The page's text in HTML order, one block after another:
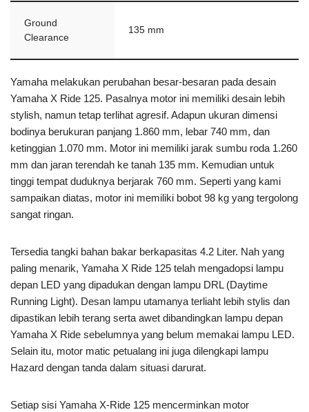
Ground
Clearance
135 mm
Yamaha melakukan perubahan besar-besaran pada desain
Yamaha X Ride 125. Pasalnya motor ini memiliki desain lebih
stylish, namun tetap terlihat agresif. Adapun ukuran dimensi
bodinya berukuran panjang 1.860 mm, lebar 740 mm, dan
ketinggian 1.070 mm. Motor ini memiliki jarak sumbu roda 1.260
mm dan jaran terendah ke tanah 135 mm. Kemudian untuk
tinggi tempat duduknya berjarak 760 mm. Seperti yang kami
sampaikan diatas, motor ini memiliki bobot 98 kg yang tergolong
sangat ringan.
Tersedia tangki bahan bakar berkapasitas 4.2 Liter. Nah yang
paling menarik, Yamaha X Ride 125 telah mengadopsi lampu
depan LED yang dipadukan dengan lampu DRL (Daytime
Running Light). Desan lampu utamanya terliaht lebih stylis dan
dipastikan lebih terang serta awet dibandingkan lampu depan
Yamaha X Ride sebelumnya yang belum memakai lampu LED.
Selain itu, motor matic petualang ini juga dilengkapi lampu
Hazard dengan tanda dalam situasi darurat.
Setiap sisi Yamaha X-Ride 125 mencerminkan motor